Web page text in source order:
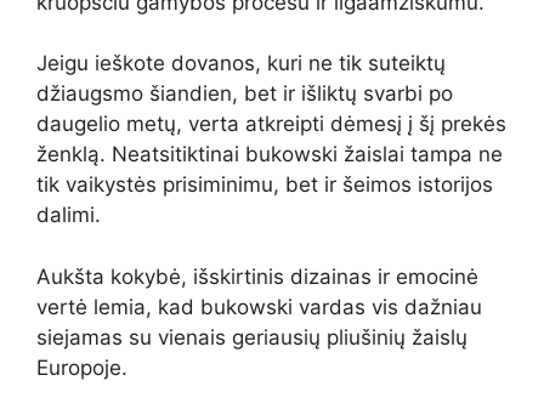
Jeigu ieškote dovanos, kuri ne tik suteiktų
džiaugsmo šiandien, bet ir išliktų svarbi po
daugelio metų, verta atkreipti dėmesį į šį prekės
ženklą. Neatsitiktinai bukowski žaislai tampa ne
tik vaikystės prisiminimu, bet ir šeimos istorijos
dalimi.
Aukšta kokybė, išskirtinis dizainas ir emocinė
vertė lemia, kad bukowski vardas vis dažniau
siejamas su vienais geriausių pliušinių žaislų
Europoje.